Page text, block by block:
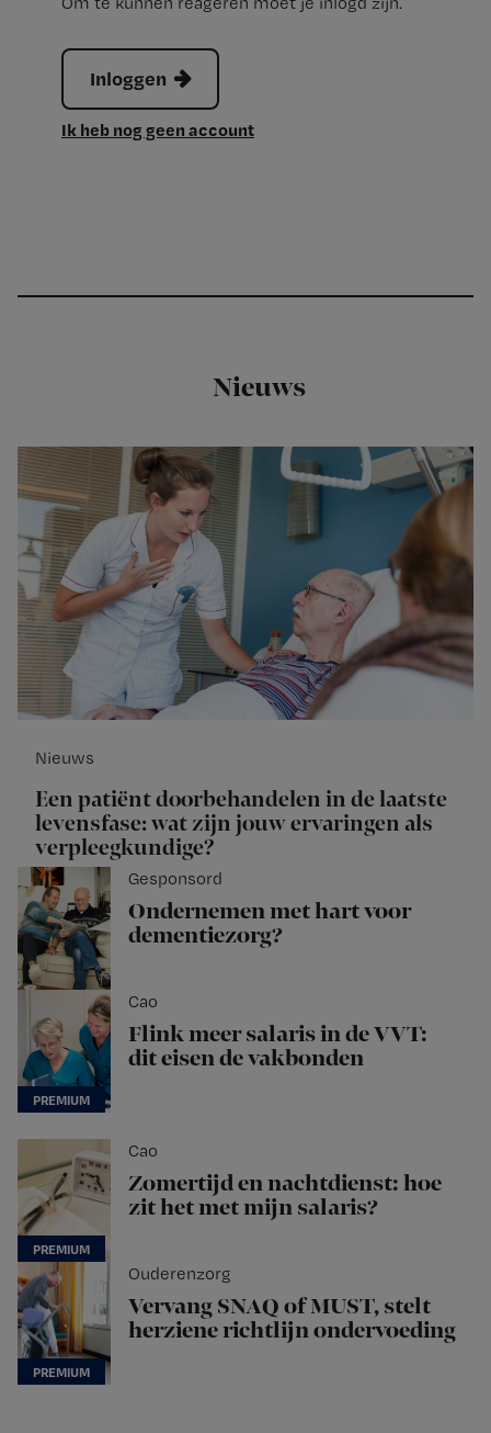
Inloggen
Ik heb nog geen account
Nieuws
Nieuws
Een patiënt doorbehandelen in de laatste
levensfase: wat zijn jouw ervaringen als
verpleegkundige?
Gesponsord
Ondernemen met hart voor
dementiezorg?
Cao
Flink meer salaris in de VVT:
dit eisen de vakbonden
Cao
Zomertijd en nachtdienst: hoe
zit het met mijn salaris?
Ouderenzorg
Vervang SNAQ of MUST, stelt
herziene richtlijn ondervoeding